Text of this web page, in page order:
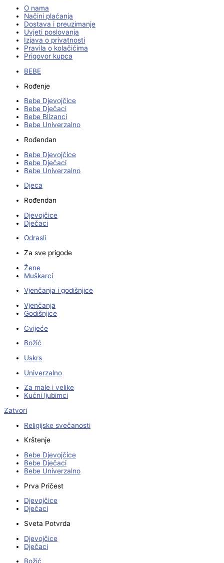
O nama
Načini plaćanja
Dostava i preuzimanje
Uvjeti poslovanja
Izjava o privatnosti
Pravila o kolačićima
Prigovor kupca
BEBE
Rođenje
Bebe Djevojčice
Bebe Dječaci
Bebe Blizanci
Bebe Univerzalno
Rođendan
Bebe Djevojčice
Bebe Dječaci
Bebe Univerzalno
Djeca
Rođendan
Djevojčice
Dječaci
Odrasli
Za sve prigode
Žene
Muškarci
Vjenčanja i godišnjice
Vjenčanja
Godišnjice
Cvijeće
Božić
Uskrs
Univerzalno
Za male i velike
Kućni ljubimci
Zatvori
Religijske svečanosti
Krštenje
Bebe Djevojčice
Bebe Dječaci
Bebe Univerzalno
Prva Pričest
Djevojčice
Dječaci
Sveta Potvrda
Djevojčice
Dječaci
Božić